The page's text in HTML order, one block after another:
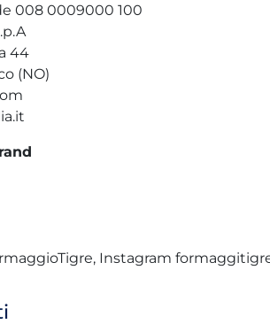
008 0009000 100
44
(NO)
Instagram